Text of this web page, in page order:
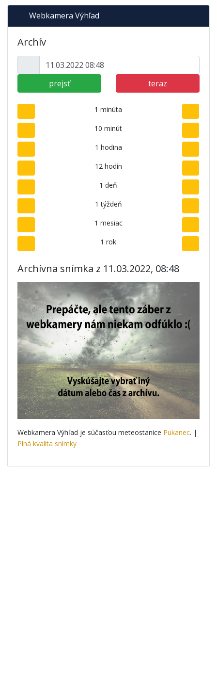
Webkamera Výhľad
Archív
prejsť teraz
1 minúta
10 minút
1 hodina
12 hodín
1 deň
1 týždeň
1 mesiac
1 rok
Archívna snímka z 11.03.2022, 08:48
Webkamera Výhľad je súčasťou meteostanice Pukanec. |
Plná kvalita snímky